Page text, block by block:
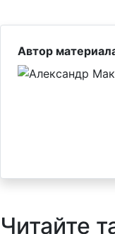
Автор
Читайте